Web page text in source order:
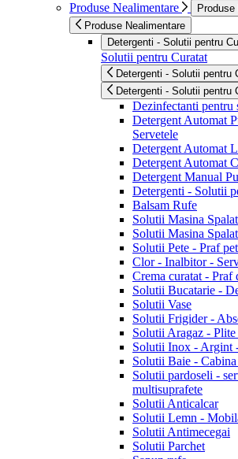
Produse Nealimentare
Produse Nealimentare
Detergenti - Solutii pentru
Solutii pentru Curatat
Detergenti - Solutii pentru
Detergenti - Solutii pentru
Dezinfectanti pentru
Detergent Automat
Servetele
Detergent Automat
Detergent Automat
Detergent Manual
Detergenti - Solutii
Balsam Rufe
Solutii Masina
Solutii Masina
Solutii Pete - Praf
Clor - Inalbitor -
Crema curatat - Praf
Solutii Bucatarie -
Solutii Vase
Solutii Frigider -
Solutii Aragaz -
Solutii Inox - Argint
Solutii Baie - Cabina
Solutii pardoseli -
multisuprafete
Solutii Anticalcar
Solutii Lemn -
Solutii Antimecegai
Solutii Parchet